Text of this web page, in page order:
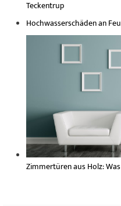
Teckentrup
Hochwasserschäden an
Zimmertüren aus Holz: